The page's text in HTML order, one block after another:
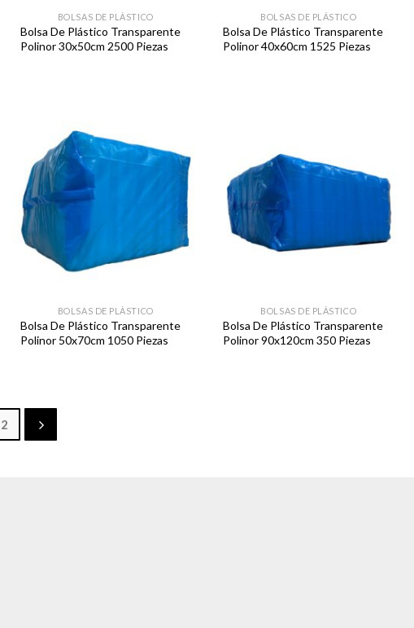
BOLSAS DE PLÁSTICO
Bolsa De Plástico Transparente
Polinor 30x50cm 2500 Piezas
BOLSAS DE PLÁSTICO
Bolsa De Plástico Transparente
Polinor 40x60cm 1525 Piezas
BOLSAS DE PLÁSTICO
Bolsa De Plástico Transparente
Polinor 50x70cm 1050 Piezas
Favoritos
BOLSAS DE PLÁSTICO
Bolsa De Plástico Transparente
Polinor 90x120cm 350 Piezas
2